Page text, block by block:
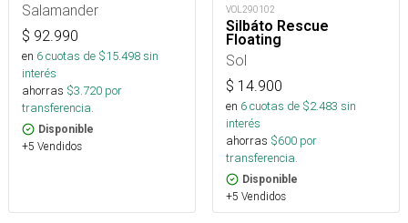
Salamander
$ 92.990
en 6cuotas de $15.498sin
interés
ahorras $3.720 por
transferencia.
Disponible
+5 Vendidos
VOL290102
Silbáto Rescue
Floating
Sol
$ 14.900
en 6cuotas de $2.483 sin
interés
ahorras $600 por
transferencia.
Disponible
+5 Vendidos